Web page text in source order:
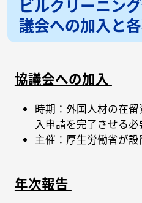
ビルクリーニン
議会への加入と
協議会への加入
時期：外国人材の在
入申請を完了させる必
主催：厚生労働省が設
年次報告